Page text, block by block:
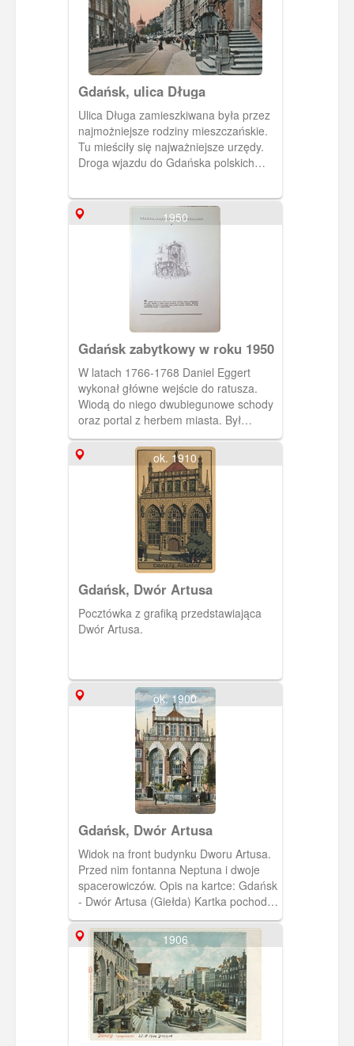
Gdańsk, ulica Długa
Ulica Długa zamieszkiwana była przez
najmożniejsze rodziny mieszczańskie.
Tu mieściły się najważniejsze urzędy.
Droga wjazdu do Gdańska polskich
1950
Gdańsk zabytkowy w roku 1950
W latach 1766-1768 Daniel Eggert
wykonał główne wejście do ratusza.
Wiodą do niego dwubiegunowe schody
oraz portal z herbem miasta. Był
uczniem Krzysztofa Strzyckiego.
ok. 1910
Gdańsk, Dwór Artusa
Pocztówka z grafiką przedstawiająca
Dwór Artusa.
ok. 1900
Gdańsk, Dwór Artusa
Widok na front budynku Dworu Artusa.
Przed nim fontanna Neptuna i dwoje
spacerowiczów. Opis na kartce: Gdańsk
- Dwór Artusa (Giełda) Kartka pochodzi
z albumu złożonego przez R.
Czarlińskiego. Album zawiera 11 kartek
pocztowych wydanych przez
wydawnictwo Stengel &Co., G.m.b.H,
Dresden. Okładka albumu tekturowa,
kolor bordo. Na okładce znajduje się
napis Gdańsk, dane wydawcy i
ozdobne, secesyjne motywy roślinne.
1906